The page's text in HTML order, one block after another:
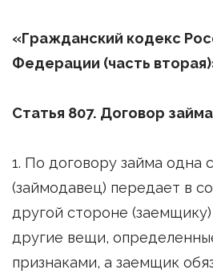
«Гражданский кодекс
Федерации (часть
Статья 807. Договор займа
1. По договору займа одна
(займодавец) передает в
другой стороне
другие вещи,
признаками, а заемщик